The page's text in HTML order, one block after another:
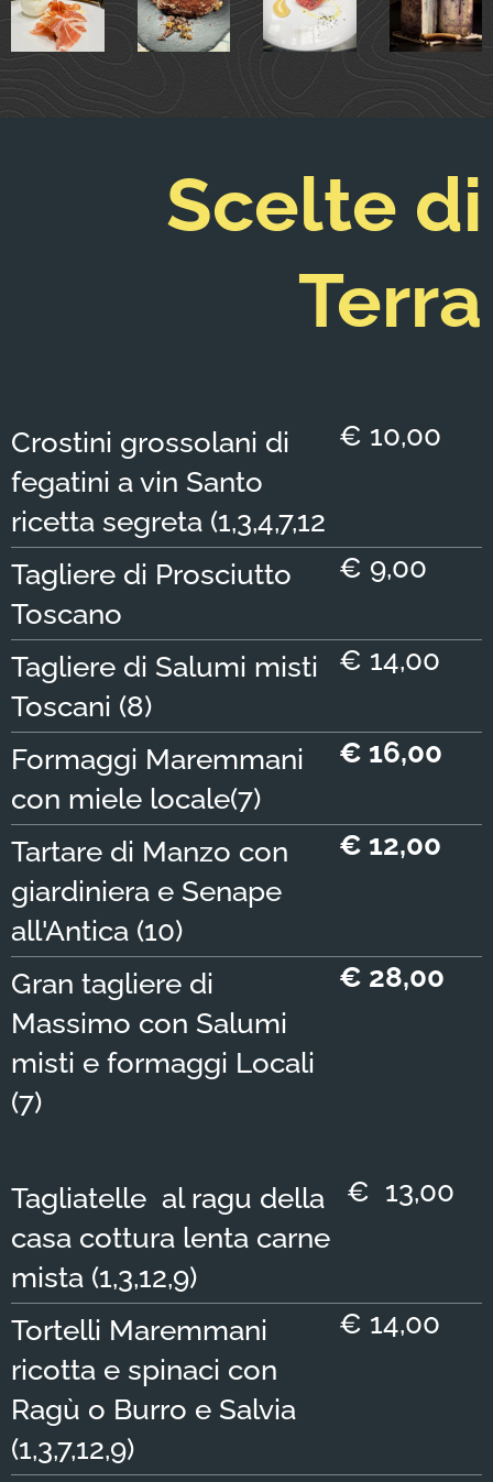
Scelte di
Terra
Crostini grossolani di
fegatini a vin Santo
ricetta segreta (1,3,4,7,12
€ 10,00
Tagliere di Prosciutto
Toscano
€ 9,00
Tagliere di Salumi misti
Toscani (8)
€ 14,00
Formaggi Maremmani
con miele locale(7)
€ 16,00
Tartare di Manzo con
giardiniera e Senape
all'Antica (10)
€ 12,00
Gran tagliere di
Massimo con Salumi
misti e formaggi Locali
(7)
€ 28,00
Tagliatelle al ragu della
casa cottura lenta carne
mista (1,3,12,9)
€ 13,00
Tortelli Maremmani
ricotta e spinaci con
Ragù o Burro e Salvia
(1,3,7,12,9)
€ 14,00